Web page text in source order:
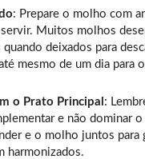
: Prepare o molho com
servir. Muitos molhos
deixados para
mesmo de um dia para
o Prato Principal :
e não dominar o
e o molho juntos para
harmonizados.